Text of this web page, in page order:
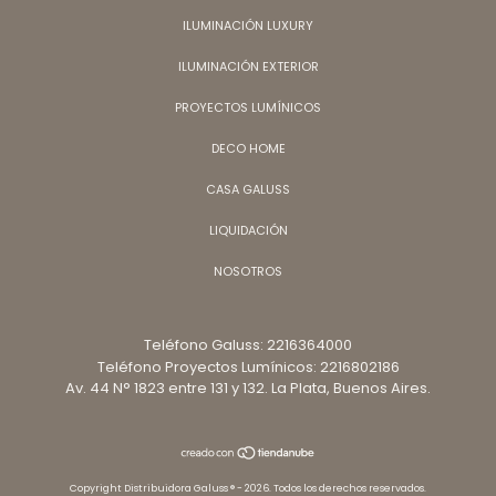
ILUMINACIÓN LUXURY
ILUMINACIÓN EXTERIOR
PROYECTOS LUMÍNICOS
DECO HOME
CASA GALUSS
LIQUIDACIÓN
NOSOTROS
Teléfono Galuss: 2216364000
Teléfono Proyectos Lumínicos: 2216802186
Av. 44 N° 1823 entre 131 y 132. La Plata, Buenos Aires.
Copyright Distribuidora Galuss ® - 2026. Todos los derechos reservados.